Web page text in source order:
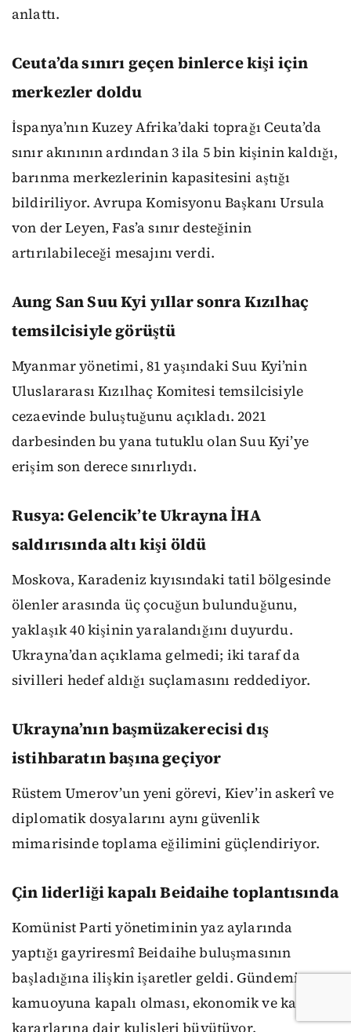
anlattı.
Ceuta’da sınırı geçen binlerce kişi için
merkezler doldu
İspanya’nın Kuzey Afrika’daki toprağı Ceuta’da
sınır akınının ardından 3 ila 5 bin kişinin kaldığı,
barınma merkezlerinin kapasitesini aştığı
bildiriliyor. Avrupa Komisyonu Başkanı Ursula
von der Leyen, Fas’a sınır desteğinin
artırılabileceği mesajını verdi.
Aung San Suu Kyi yıllar sonra Kızılhaç
temsilcisiyle görüştü
Myanmar yönetimi, 81 yaşındaki Suu Kyi’nin
Uluslararası Kızılhaç Komitesi temsilcisiyle
cezaevinde buluştuğunu açıkladı. 2021
darbesinden bu yana tutuklu olan Suu Kyi’ye
erişim son derece sınırlıydı.
Rusya: Gelencik’te Ukrayna İHA
saldırısında altı kişi öldü
Moskova, Karadeniz kıyısındaki tatil bölgesinde
ölenler arasında üç çocuğun bulunduğunu,
yaklaşık 40 kişinin yaralandığını duyurdu.
Ukrayna’dan açıklama gelmedi; iki taraf da
sivilleri hedef aldığı suçlamasını reddediyor.
Ukrayna’nın başmüzakerecisi dış
istihbaratın başına geçiyor
Rüstem Umerov’un yeni görevi, Kiev’in askerî ve
diplomatik dosyalarını aynı güvenlik
mimarisinde toplama eğilimini güçlendiriyor.
Çin liderliği kapalı Beidaihe toplantısında
Komünist Parti yönetiminin yaz aylarında
yaptığı gayriresmî Beidaihe buluşmasının
başladığına ilişkin işaretler geldi. Gündemin
kamuoyuna kapalı olması, ekonomik ve kadro